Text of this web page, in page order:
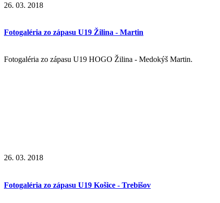
26. 03. 2018
Fotogaléria zo zápasu U19 Žilina - Martin
Fotogaléria zo zápasu U19 HOGO Žilina - Medokýš Martin.
26. 03. 2018
Fotogaléria zo zápasu U19 Košice - Trebišov